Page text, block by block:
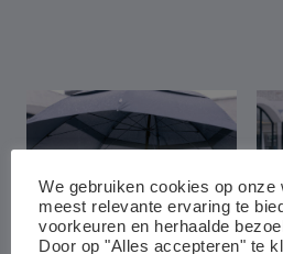
We gebruiken cookies op onze
meest relevante ervaring te
voorkeuren en herhaalde
Door op "Alles accepteren" te